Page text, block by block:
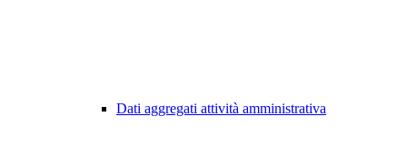
Dati aggregati attività amministrativa